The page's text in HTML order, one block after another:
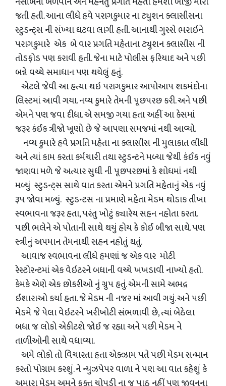
જતી હતી. આના લીધે હવે પરાગકુમાર ના ટ્યુશન ક્લાસીસના
સ્ટુડન્ટ્સ ની સંખ્યા ઘટવા લાગી હતી. આનાથી ગુસ્સે ભરાઇને
પરાગકુમારે એક બે વાર પ્રગતિ મહેતાના ટ્યુશન ક્લાસીસ ની
તોડફોડ પણ કરાવી હતી. જેના માટે પોલીસ ફરિયાદ અને પછી
બન્ને વચ્ચે સમાધાન પણ થયેલું હતું.
એટલે જેવી આ હત્યા થઇ પરાગકુમાર આપોઆપ શકમંદોના
લિસ્ટમાં આવી ગયા. નવ્ય કુમારે તેમની પૂછપરછ કરી. અને પછી
એમને પણ જવા દીધા. એ સમજી ગયા હતા અહીં આ કેસમાં
જરૂર કંઈક ત્રીજો ખૂણો છે જે આપણા સમજમાં નથી આવ્યો.
નવ્ય કુમારે હવે પ્રગતિ મહેતા ના ક્લાસીસ ની મુલાકાત લીધી
અને ત્યાં કામ કરતા કર્મચારી તથા સ્ટુડન્ટને મળ્યા જેથી કંઈક નવું
જાણવા મળે જે અત્યાર સુધી ની પૂછપરછમાં કે શોધમાં નથી
મળ્યું સ્ટુડન્ટ્સ સાથે વાત કરતા એમને પ્રગતિ મહેતાનું એક નવું
રૂપ જોવા મળ્યું. સ્ટુડન્ટસ ના પ્રમાણે મહેતા મેડમ થોડાક તીખા
સ્વભાવના જરૂર હતા, પરંતુ ખોટું ક્યારેય સહન નહોતા કરતા.
પછી ભલેને એ પોતાની સાથે થયું હોય કે કોઈ બીજા સાથે. પણ
સ્ત્રીનું અપમાન તેમનાથી સહન નહોતું થતું.
આવાજ સ્વભાવના લીધે હમણાં જ એક વાર મોટી
રેસ્ટોરન્ટમાં એક વેઇટરને બધાની વચ્ચે ખખડાવી નાખ્યો હતો.
કેમકે એણે એક છોકરીઓ નું ગ્રુપ હતું. એમની સામે અભદ્ર
ઈશારાઓ કર્યા હતા. જે મેડમ ની નજર માં આવી ગયું. અને પછી
મેડમે જે પેલા વેઇટરને ખરીખોટી સંભળાવી છે, ત્યાં બેઠેલા
બધા જ લોકો એકીટશે જોઈ જ રહ્યા અને પછી મેડમ ને
તાળીઓની સાથે વધાવ્યા.
અમે લોકો તો વિચારતા હતા એક્ઝામ પતે પછી મેડમ સન્માન
કરતો પોગ્રામ કરશું. ને ન્યુઝપેપર વાળા ને પણ આ વાત કહેશું કે